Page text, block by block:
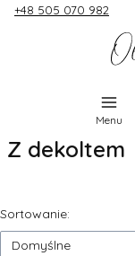
+48 505 070 982
Menu
Z dekoltem
Lista produktów
Sortowanie:
Domyślne